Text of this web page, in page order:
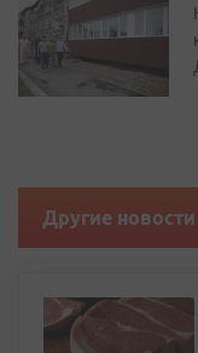
Другие новости